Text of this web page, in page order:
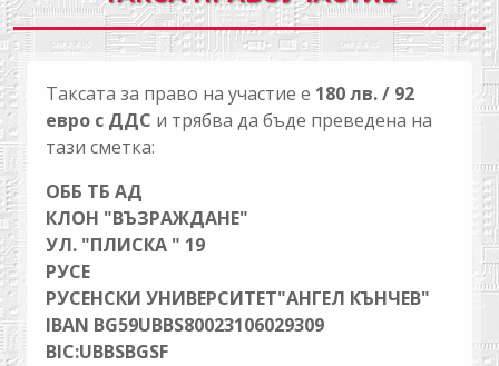
Таксата за право на участие е 180 лв. / 92
евро с ДДС и трябва да бъде преведена на
тази сметка:
ОББ ТБ АД
КЛОН "ВЪЗРАЖДАНЕ"
УЛ. "ПЛИСКА " 19
РУСЕ
РУСЕНСКИ УНИВЕРСИТЕТ"АНГЕЛ КЪНЧЕВ"
IBAN BG59UBBS80023106029309
BIC:UBBSBGSF